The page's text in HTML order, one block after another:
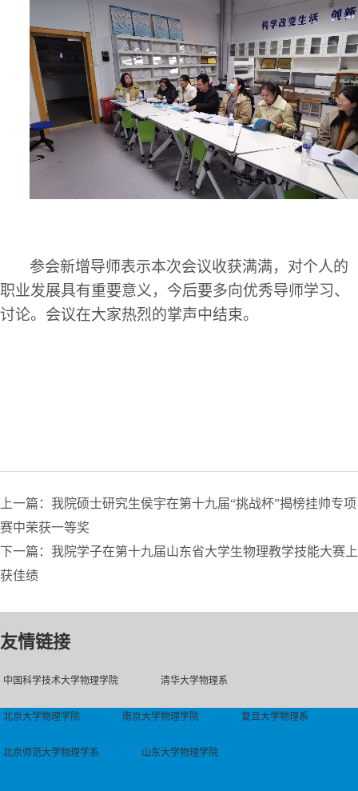
参会新增导师表示本次会议收获满满，对个人的
职业发展具有重要意义，今后要多向优秀导师学习、
讨论。会议在大家热烈的掌声中结束。
上一篇：我院硕士研究生侯宇在第十九届“挑战杯”揭榜挂帅专项
赛中荣获一等奖
下一篇：我院学子在第十九届山东省大学生物理教学技能大赛上
获佳绩
友情链接
中国科学技术大学物理学院 清华大学物理系
北京大学物理学院 南京大学物理学院 复旦大学物理系
北京师范大学物理学系 山东大学物理学院